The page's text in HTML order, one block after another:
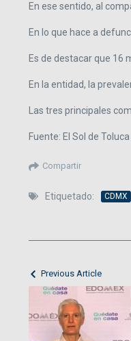
En ese sentido, al
En lo que hace a
Es de destacar que 16
En la entidad, la
Las tres principales
Fuente: El Sol de Toluca
Compartir
Etiquetado: CDMX
Previous Article